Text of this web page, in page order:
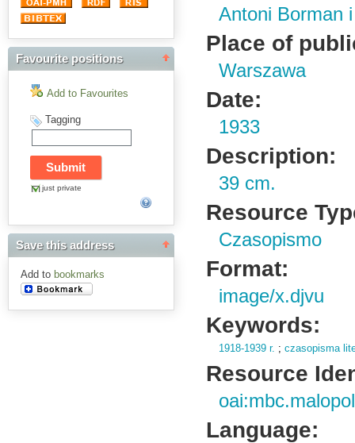
Favourite positions
Add to Favourites
Tagging
just private
Save this address
Add to bookmarks
Antoni Borman
Place of
Warszawa
Date:
1933
Description:
39 cm.
Resource
Czasopismo
Format:
image/x.djvu
Keywords:
1918-1939 r. ;czasopisma
Resource
Language: